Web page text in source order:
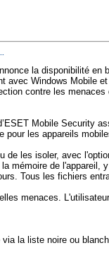
la disponibilité en
avec Windows Mobile
contre les menaces
Mobile Security
les appareils
de les isoler, avec
mémoire de l'appareil,
Tous les fichiers
menaces.
la liste noire ou